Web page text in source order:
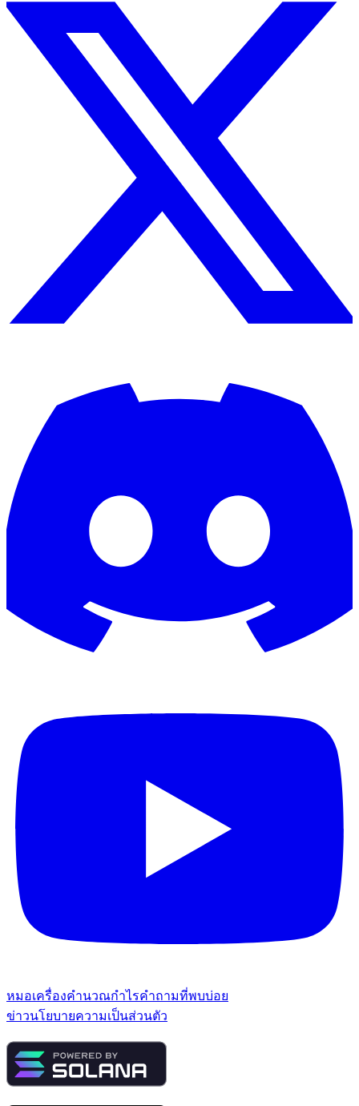
หมอเครื่องคำนวณกำไรคำถามที่พบบ่อย
ข่าวนโยบายความเป็นส่วนตัว